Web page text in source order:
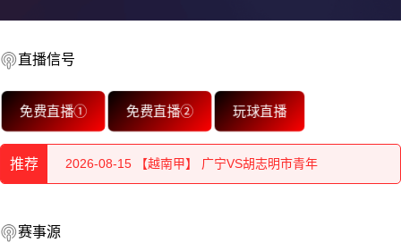
直播信号
免费直播① 免费直播② 玩球直播
推荐
2026-08-15 【越南甲】 广宁VS胡志明市青年
2026-08-15 【越南甲】 广宁VS胡志明市青年
赛事源